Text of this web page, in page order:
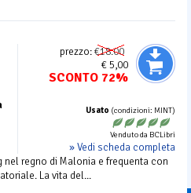
prezzo:€18.00
€ 5,00
SCONTO 72%
Usato (condizioni: MINT)
Venduto da BCLibri
» Vedi scheda completa
regno di Malonia e frequenta con
La vita del...